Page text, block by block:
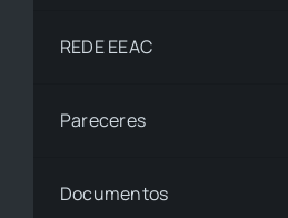
REDE EEAC
Pareceres
Documentos